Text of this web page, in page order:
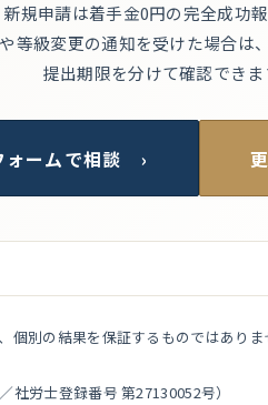
規申請は着手金0円の完全成功
等級変更の通知を受けた場合は
提出期限を分けて確認できま
ォームで相談 ›
個別の結果を保証するものではあり
労士登録番号 第27130052号）